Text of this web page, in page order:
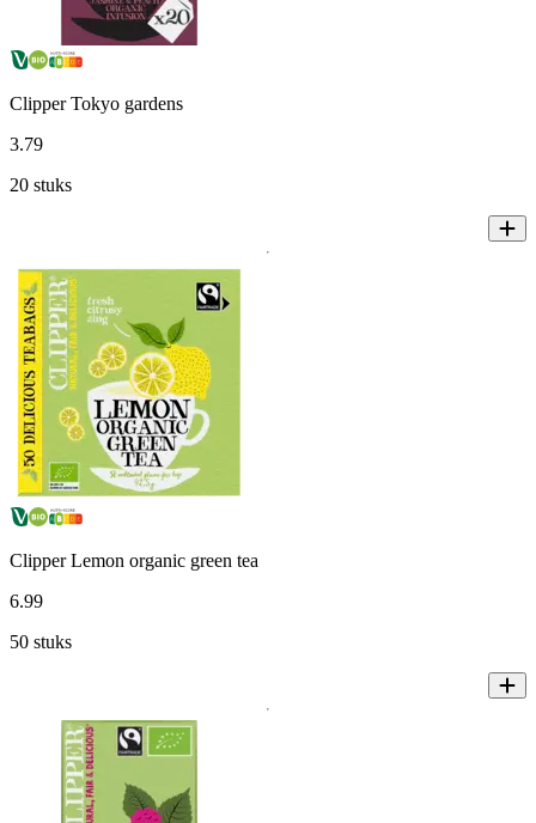
Clipper Tokyo gardens
3.79
20 stuks
Clipper Lemon organic green tea
6.99
50 stuks